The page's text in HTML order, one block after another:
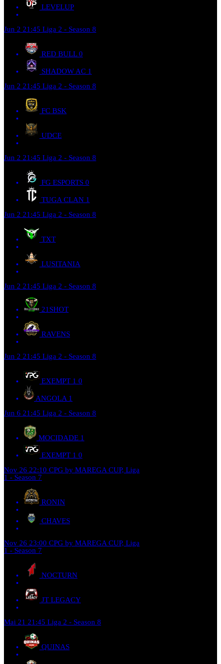
LEVELUP
Jun 2 21:45 Liga 2 - Season 8
RED BULL 0
SHADOW AC 1
Jun 2 21:45 Liga 2 - Season 8
FC BSK
UDCE
Jun 2 21:45 Liga 2 - Season 8
FG ESPORTS 0
TUGA CLAN 1
Jun 2 21:45 Liga 2 - Season 8
TXT
LUSITANIA
Jun 2 21:45 Liga 2 - Season 8
21SHOT
RAVENS
Jun 2 21:45 Liga 2 - Season 8
EXEMPT 1 0
ANGOLA 1
Jun 6 21:45 Liga 2 - Season 8
MOCIDADE 1
EXEMPT 1 0
Nov 26 22:10 CPG by MAREGA CUP, Liga
1 - Season 7
RONIN
CHAVES
Nov 26 23:00 CPG by MAREGA CUP, Liga
1 - Season 7
NOCTURN
JT LEGACY
Mai 21 21:45 Liga 2 - Season 8
QUINAS